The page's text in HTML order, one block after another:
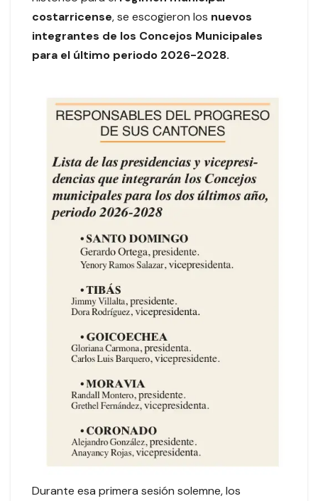
costarricense, se escogieron los nuevos
integrantes de los Concejos Municipales
para el último periodo 2026-2028.
Durante esa primera sesión solemne, los